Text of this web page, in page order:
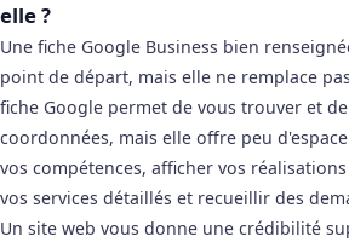
elle ?
Une fiche Google Business bien
point de départ, mais elle ne remplace
fiche Google permet de vous trouver et
coordonnées, mais elle offre peu
vos compétences, afficher vos
vos services détaillés et recueillir des
Un site web vous donne une crédibilité